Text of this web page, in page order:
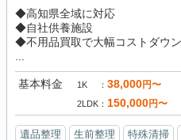
◆高知県全域に対応
◆自社供養施設
◆不用品買取で大幅コストダウ
基本料金 1K 38,000円〜
2LDK 150,000円〜
遺品整理 生前整理 特殊清掃